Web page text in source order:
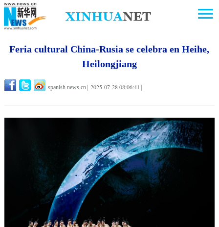
Feria cultural China-Rusia se celebra en Heihe,
Heilongjiang
spanish.news.cn 2025-07-28 08:06:41